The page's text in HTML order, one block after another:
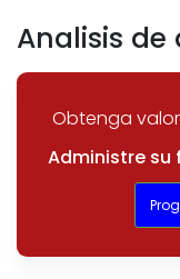
Analisis
Obtenga
Administre su